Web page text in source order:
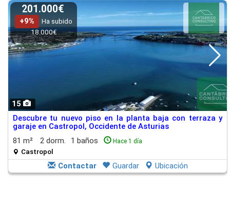
15
201.000€
+9%
Ha subido
18.000€
Descubre tu nuevo piso en la planta baja con terraza y
garaje en Castropol, Occidente de Asturias
81 m²
2 dorm. 1 baños Hace 1 día
Castropol
Contactar Guardar Ubicación